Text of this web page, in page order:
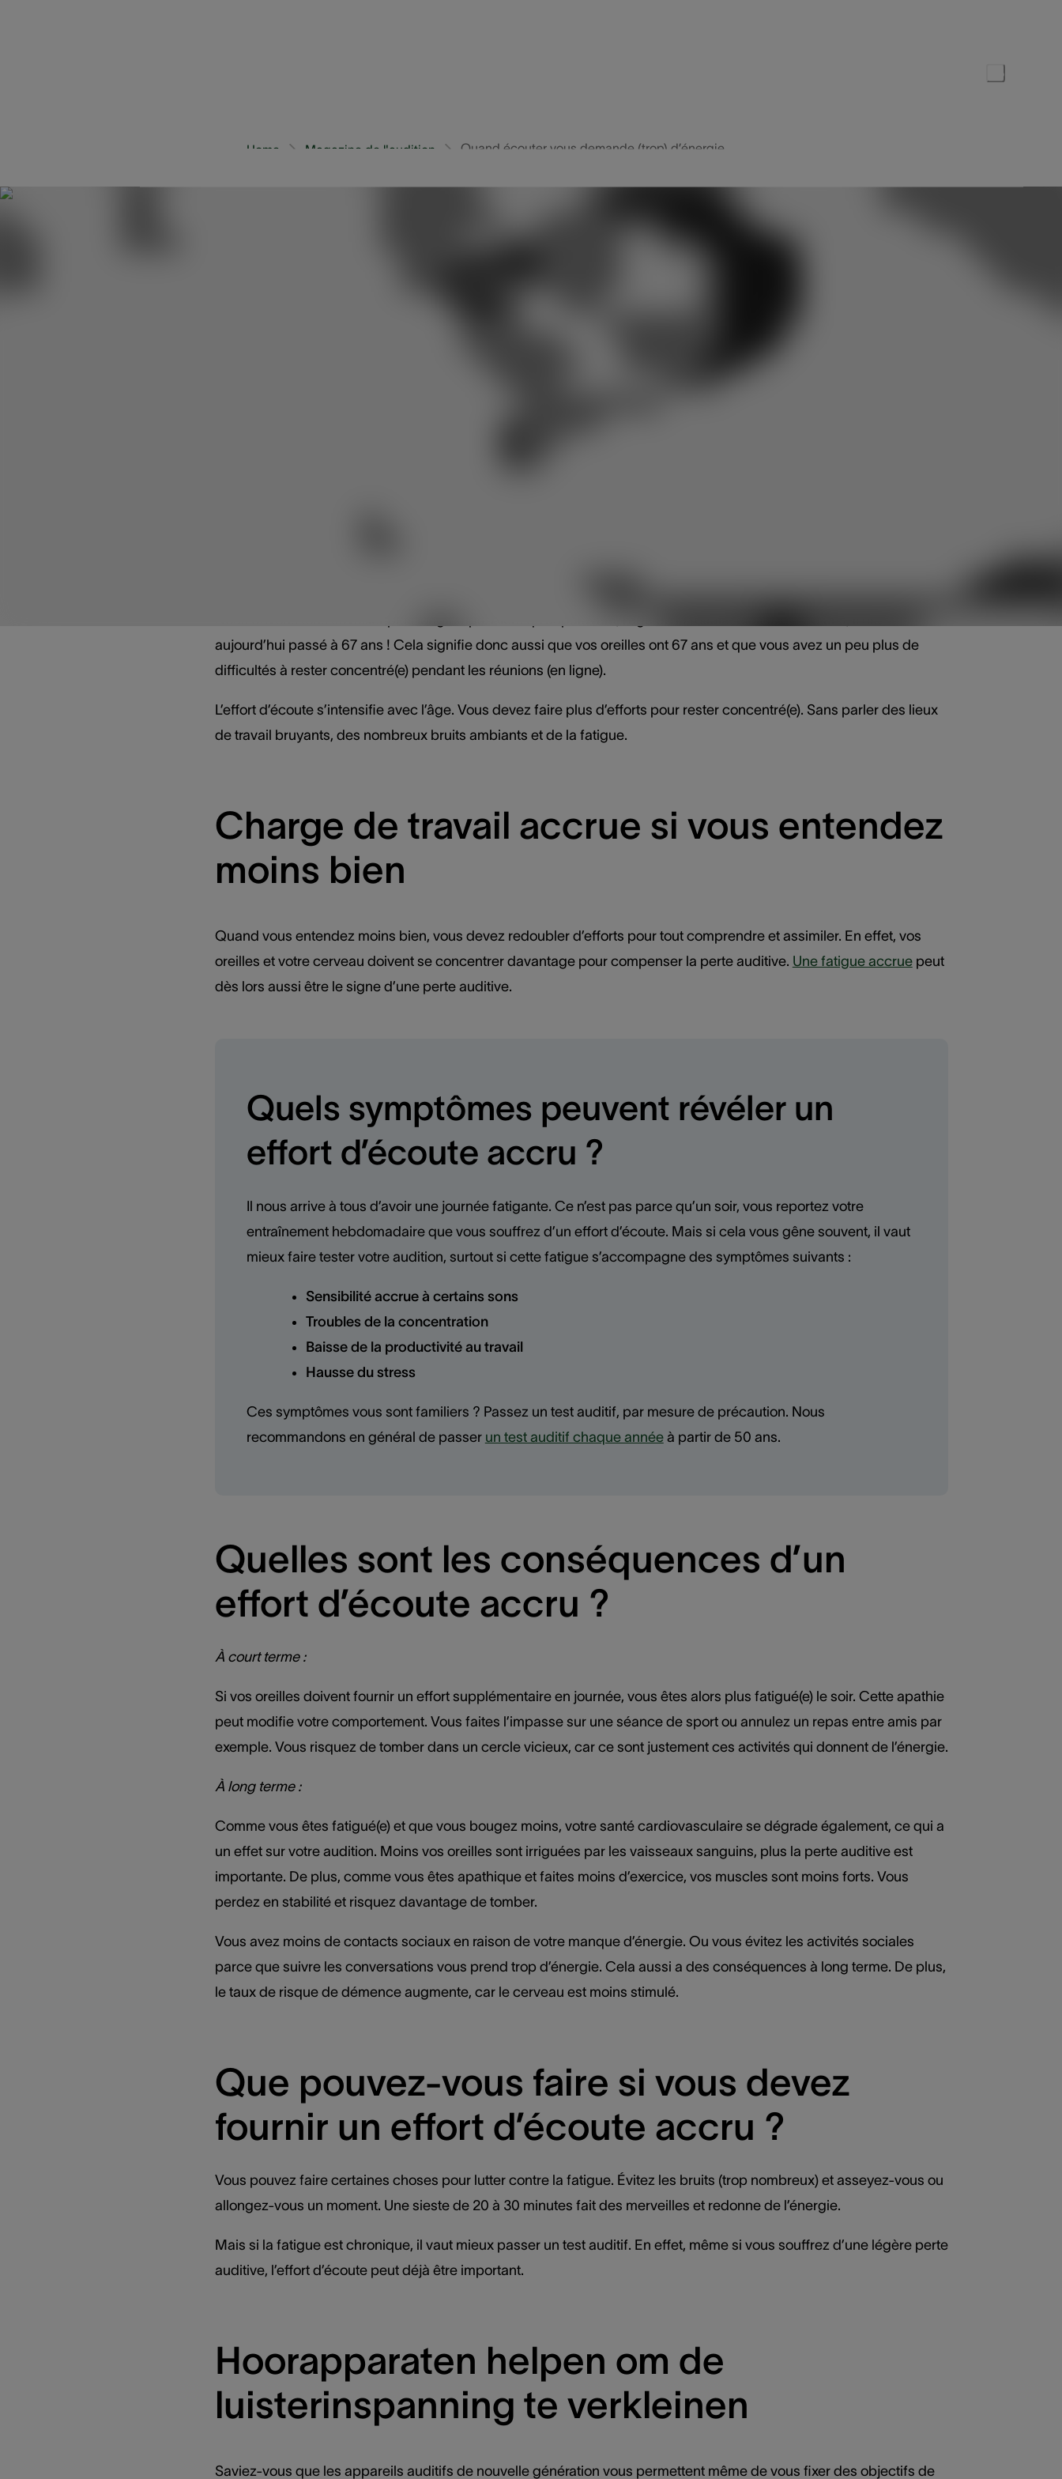
Quand écouter vous demande (trop) d’énergie
Magazine de l'audition
Home
aujourd’hui passé à 67 ans ! Cela signifie donc aussi que vos oreilles ont 67 ans et que vous avez un peu plus de
difficultés à rester concentré(e) pendant les réunions (en ligne).
L’effort d’écoute s’intensifie avec l’âge. Vous devez faire plus d’efforts pour rester concentré(e). Sans parler des lieux
de travail bruyants, des nombreux bruits ambiants et de la fatigue.
Charge de travail accrue si vous entendez
moins bien
Quand vous entendez moins bien, vous devez redoubler d’efforts pour tout comprendre et assimiler. En effet, vos
oreilles et votre cerveau doivent se concentrer davantage pour compenser la perte auditive. Une fatigue accruepeut
dès lors aussi être le signe d’une perte auditive.
Quels symptômes peuvent révéler un
effort d’écoute accru ?
Il nous arrive à tous d’avoir une journée fatigante. Ce n’est pas parce qu’un soir, vous reportez votre
entraînement hebdomadaire que vous souffrez d’un effort d’écoute. Mais si cela vous gêne souvent, il vaut
mieux faire tester votre audition, surtout si cette fatigue s’accompagne des symptômes suivants :
Sensibilité accrue à certains sons
Troubles de la concentration
Baisse de la productivité au travail
Hausse du stress
Ces symptômes vous sont familiers ? Passez un test auditif, par mesure de précaution. Nous
recommandons en général de passer un test auditif chaque annéeà partir de 50 ans.
Quelles sont les conséquences d’un
effort d’écoute accru ?
À court terme :
Si vos oreilles doivent fournir un effort supplémentaire en journée, vous êtes alors plus fatigué(e) le soir. Cette apathie
peut modifie votre comportement. Vous faites l’impasse sur une séance de sport ou annulez un repas entre amis par
exemple. Vous risquez de tomber dans un cercle vicieux, car ce sont justement ces activités qui donnent de l’énergie.
À long terme :
Comme vous êtes fatigué(e) et que vous bougez moins, votre santé cardiovasculaire se dégrade également, ce qui a
un effet sur votre audition. Moins vos oreilles sont irriguées par les vaisseaux sanguins, plus la perte auditive est
importante. De plus, comme vous êtes apathique et faites moins d’exercice, vos muscles sont moins forts. Vous
perdez en stabilité et risquez davantage de tomber.
Vous avez moins de contacts sociaux en raison de votre manque d’énergie. Ou vous évitez les activités sociales
parce que suivre les conversations vous prend trop d’énergie. Cela aussi a des conséquences à long terme. De plus,
le taux de risque de démence augmente, car le cerveau est moins stimulé.
Que pouvez-vous faire si vous devez
fournir un effort d’écoute accru ?
Vous pouvez faire certaines choses pour lutter contre la fatigue. Évitez les bruits (trop nombreux) et asseyez-vous ou
allongez-vous un moment. Une sieste de 20 à 30 minutes fait des merveilles et redonne de l’énergie.
Mais si la fatigue est chronique, il vaut mieux passer un test auditif. En effet, même si vous souffrez d’une légère perte
auditive, l’effort d’écoute peut déjà être important.
Hoorapparaten helpen om de
luisterinspanning te verkleinen
Saviez-vous que les appareils auditifs de nouvelle génération vous permettent même de vous fixer des objectifs de